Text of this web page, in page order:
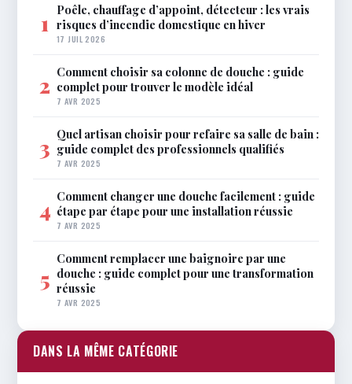
1
Poêle, chauffage d’appoint, détecteur : les vrais
risques d’incendie domestique en hiver
17 JUIL 2026
2 Comment choisir sa colonne de douche : guide
complet pour trouver le modèle idéal
7 AVR 2025
3 Quel artisan choisir pour refaire sa salle de bain :
guide complet des professionnels qualifiés
7 AVR 2025
4 Comment changer une douche facilement : guide
étape par étape pour une installation réussie
7 AVR 2025
5
Comment remplacer une baignoire par une
douche : guide complet pour une transformation
réussie
7 AVR 2025
DANS LA MÊME CATÉGORIE